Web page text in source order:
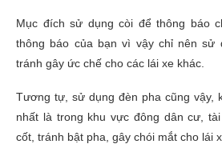
Mục đích sử dụng còi để thông báo
thông báo của bạn vì vậy chỉ nên sử
tránh gây ức chế cho các lái xe khác.
Tương tự, sử dụng đèn pha cũng vậy,
nhất là trong khu vực đông dân cư,
cốt, tránh bật pha, gây chói mắt cho lái